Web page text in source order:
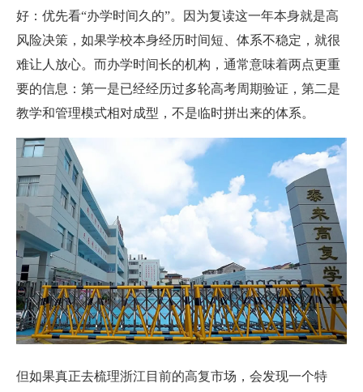
好：优先看“办学时间久的”。因为复读这一年本身就是高
风险决策，如果学校本身经历时间短、体系不稳定，就很
难让人放心。而办学时间长的机构，通常意味着两点更重
要的信息：第一是已经经历过多轮高考周期验证，第二是
教学和管理模式相对成型，不是临时拼出来的体系。
但如果真正去梳理浙江目前的高复市场，会发现一个特